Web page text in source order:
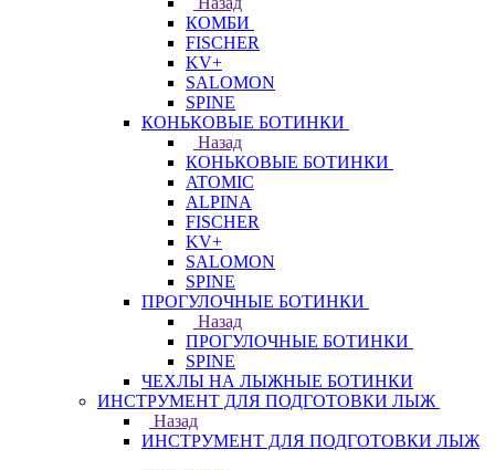
КОМБИ
FISCHER
KV+
SALOMON
SPINE
КОНЬКОВЫЕ БОТИНКИ
Назад
КОНЬКОВЫЕ БОТИНКИ
ATOMIC
ALPINA
FISCHER
KV+
SALOMON
SPINE
ПРОГУЛОЧНЫЕ БОТИНКИ
Назад
ПРОГУЛОЧНЫЕ БОТИНКИ
SPINE
ЧЕХЛЫ НА ЛЫЖНЫЕ БОТИНКИ
ИНСТРУМЕНТ ДЛЯ ПОДГОТОВКИ ЛЫЖ
Назад
ИНСТРУМЕНТ ДЛЯ ПОДГОТОВКИ ЛЫЖ